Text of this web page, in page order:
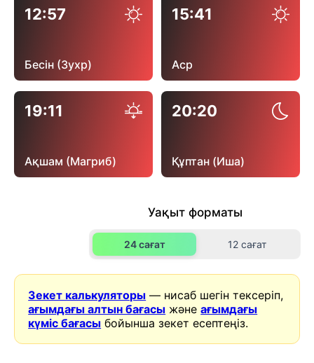
12:57
Бесін (Зухр)
15:41
Аср
19:11
Ақшам (Магриб)
20:20
Құптан (Иша)
Уақыт форматы
24 сағат 12 сағат
Зекет калькуляторы — нисаб шегін тексеріп,
ағымдағы алтын бағасы жәнеағымдағы
күміс бағасы бойынша зекет есептеңіз.